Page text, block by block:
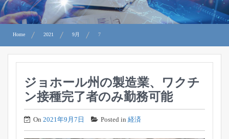
Home 2021 9月 7
ジョホール州の製造業、ワクチ
ン接種完了者のみ勤務可能
On 2021年9月7日 Posted in 経済